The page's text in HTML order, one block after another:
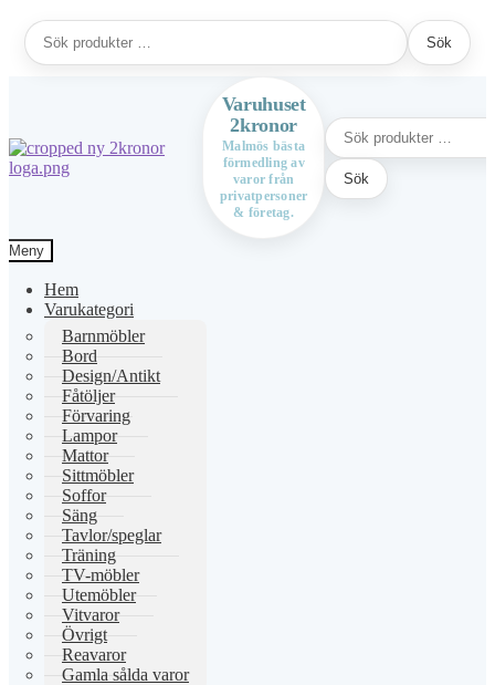
Sök
efter:
Sök
Hoppa
Hoppa
Varuhuset
2kronor
Malmös bästa
förmedling av
varor från
privatpersoner
& företag.
Sök
efter:
Sök
Meny
Hem
Varukategori
Barnmöbler
Bord
Design/Antikt
Fåtöljer
Förvaring
Lampor
Mattor
Sittmöbler
Soffor
Säng
Tavlor/speglar
Träning
TV-möbler
Utemöbler
Vitvaror
Övrigt
Reavaror
Gamla sålda varor